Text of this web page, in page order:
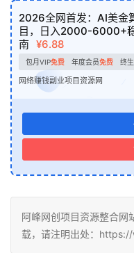
2026全网首发：AI美金
目，日入2000-6000+
南 ¥6.88
包月VIP免费 年度会员免费 终
网络赚钱副业项目资源网
阿峰网创项目资源整合网
载，请注明出处：